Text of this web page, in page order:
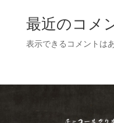
最近のコメ
表示できるコメントは